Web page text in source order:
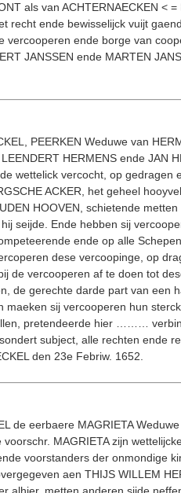
als van ACHTERNAECKEN <
recht ende bewisselijck vuijt
ende borge van
JANSSEN ende MARTEN
PEERKEN Weduwe van
HERMENS ende JAN
wettelick vercocht, op gedragen
ACKER, het geheel
HOOVEN, schietende
seijde. Ende hebben sij
ende op alle
dese vercoopinge, op
de vercooperen af te doen tot
de gerechte darde part van een
sij vercooperen hun
pretendeerde hier ………
subject, alle rechten ende
den 23e Febriw. 1652.
de eerbaere MAGRIETA
MAGRIETA zijn
voorstanders der onmondige
aen THIJS WILLEM